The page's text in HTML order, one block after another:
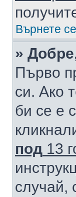
Върнете
»
Първо
си. Ако
би се е
под 13
случай,